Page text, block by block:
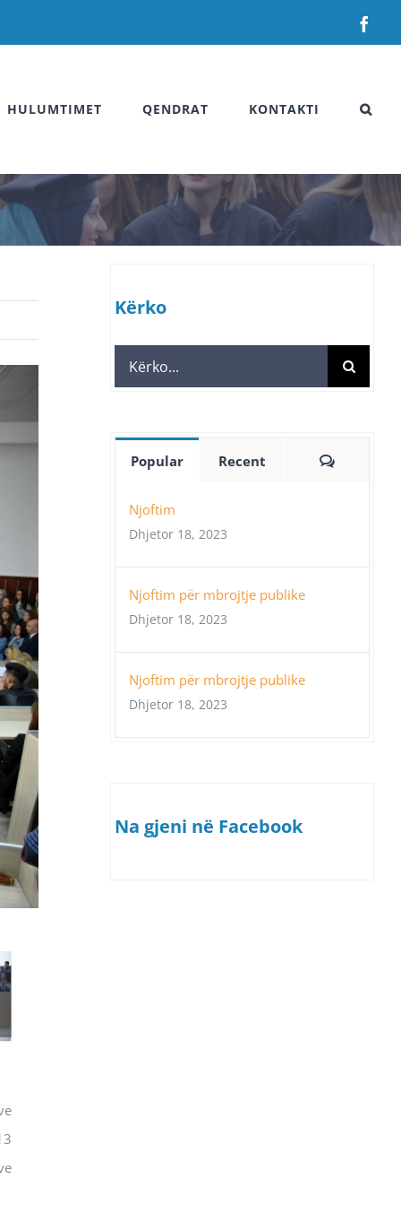
HULUMTIMET QENDRAT KONTAKTI
Kërko
Search
for:
Popular Recent
Njoftim
Dhjetor 18, 2023
Njoftim për mbrojtje publike
Dhjetor 18, 2023
Njoftim për mbrojtje publike
Dhjetor 18, 2023
Na gjeni në Facebook